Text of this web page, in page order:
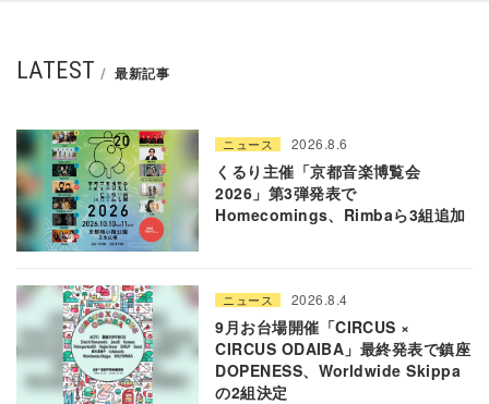
LATEST 最新記事
ニュース 2026.8.6
くるり主催「京都音楽博覧会
2026」第3弾発表で
Homecomings、Rimbaら3組追加
ニュース 2026.8.4
9月お台場開催「CIRCUS ×
CIRCUS ODAIBA」最終発表で鎮座
DOPENESS、Worldwide Skippa
の2組決定